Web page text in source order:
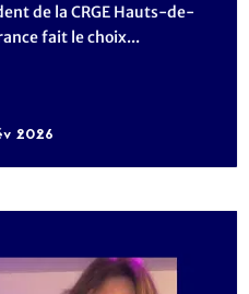
de la CRGE Hauts-de-
fait le choix...
2026